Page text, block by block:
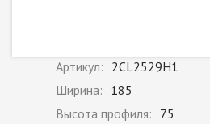
Артикул: 2CL2529H1
Ширина: 185
Высота профиля: 75